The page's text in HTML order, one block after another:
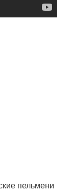
пельмени